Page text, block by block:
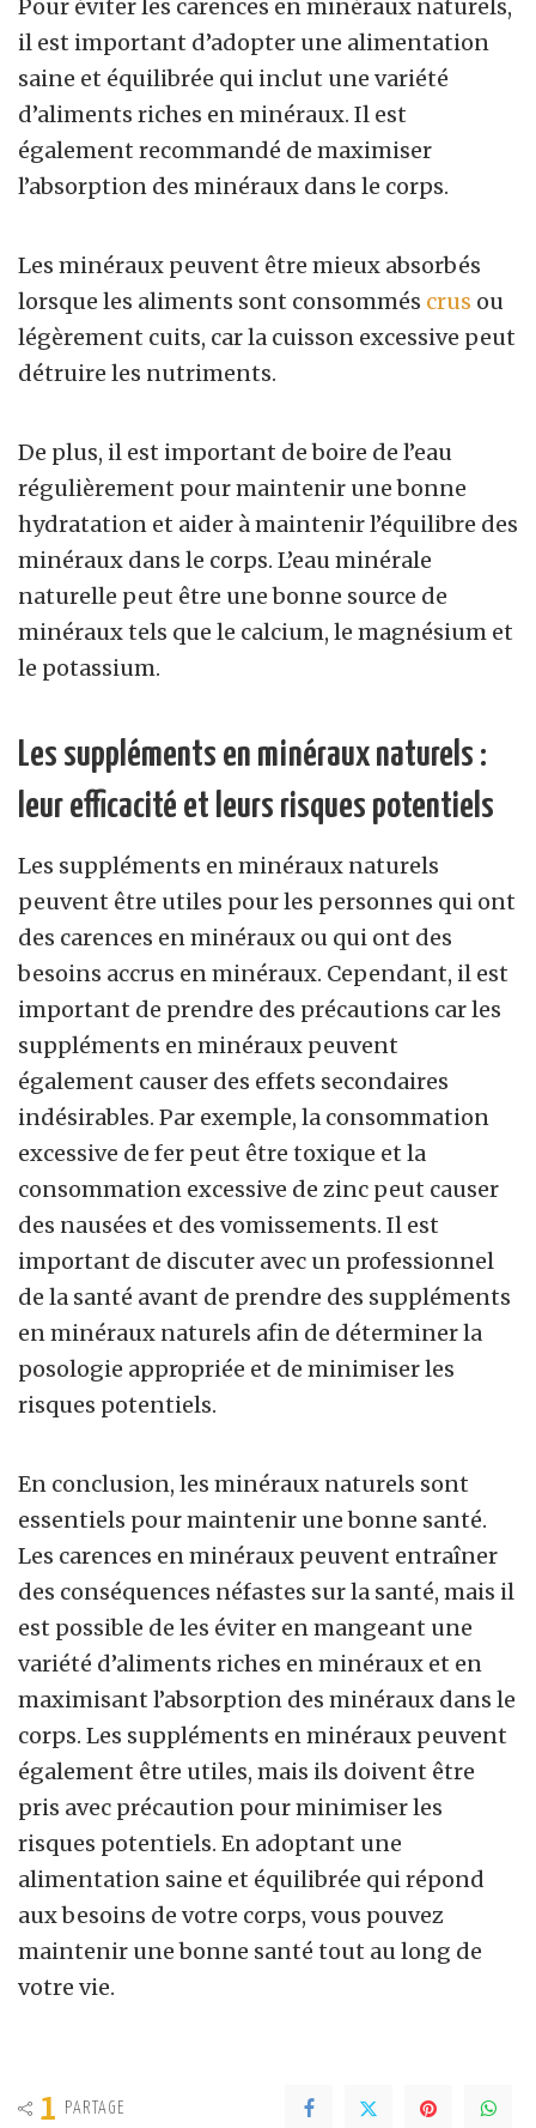
Pour éviter les carences en minéraux naturels,
il est important d’adopter une alimentation
saine et équilibrée qui inclut une variété
d’aliments riches en minéraux. Il est
également recommandé de maximiser
l’absorption des minéraux dans le corps.
Les minéraux peuvent être mieux absorbés
lorsque les aliments sont consommés crus ou
légèrement cuits, car la cuisson excessive peut
détruire les nutriments.
De plus, il est important de boire de l’eau
régulièrement pour maintenir une bonne
hydratation et aider à maintenir l’équilibre des
minéraux dans le corps. L’eau minérale
naturelle peut être une bonne source de
minéraux tels que le calcium, le magnésium et
le potassium.
Les suppléments en minéraux naturels :
leur efficacité et leurs risques potentiels
Les suppléments en minéraux naturels
peuvent être utiles pour les personnes qui ont
des carences en minéraux ou qui ont des
besoins accrus en minéraux. Cependant, il est
important de prendre des précautions car les
suppléments en minéraux peuvent
également causer des effets secondaires
indésirables. Par exemple, la consommation
excessive de fer peut être toxique et la
consommation excessive de zinc peut causer
des nausées et des vomissements. Il est
important de discuter avec un professionnel
de la santé avant de prendre des suppléments
en minéraux naturels afin de déterminer la
posologie appropriée et de minimiser les
risques potentiels.
En conclusion, les minéraux naturels sont
essentiels pour maintenir une bonne santé.
Les carences en minéraux peuvent entraîner
des conséquences néfastes sur la santé, mais il
est possible de les éviter en mangeant une
variété d’aliments riches en minéraux et en
maximisant l’absorption des minéraux dans le
corps. Les suppléments en minéraux peuvent
également être utiles, mais ils doivent être
pris avec précaution pour minimiser les
risques potentiels. En adoptant une
alimentation saine et équilibrée qui répond
aux besoins de votre corps, vous pouvez
maintenir une bonne santé tout au long de
votre vie.
1 PARTAGE